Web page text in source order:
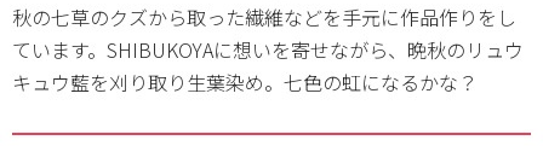
秋の七草のクズから取った繊維などを手元に作品作りをし
ています。SHIBUKOYAに想いを寄せながら、晩秋のリュウ
キュウ藍を刈り取り生葉染め。七色の虹になるかな？